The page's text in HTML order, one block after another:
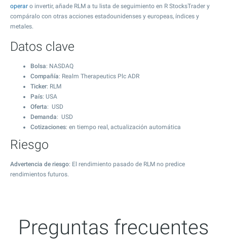
operar o invertir, añade RLM a tu lista de seguimiento en R StocksTrader y
compáralo con otras acciones estadounidenses y europeas, índices y
metales.
Datos clave
Bolsa: NASDAQ
Compañía: Realm Therapeutics Plc ADR
Ticker: RLM
País: USA
Oferta: USD
Demanda: USD
Cotizaciones: en tiempo real, actualización automática
Riesgo
Advertencia de riesgo: El rendimiento pasado de RLM no predice
rendimientos futuros.
Preguntas frecuentes